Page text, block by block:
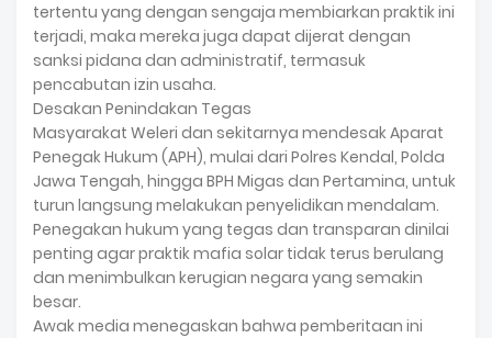
tertentu yang dengan sengaja membiarkan praktik ini
terjadi, maka mereka juga dapat dijerat dengan
sanksi pidana dan administratif, termasuk
pencabutan izin usaha.
Desakan Penindakan Tegas
Masyarakat Weleri dan sekitarnya mendesak Aparat
Penegak Hukum (APH), mulai dari Polres Kendal, Polda
Jawa Tengah, hingga BPH Migas dan Pertamina, untuk
turun langsung melakukan penyelidikan mendalam.
Penegakan hukum yang tegas dan transparan dinilai
penting agar praktik mafia solar tidak terus berulang
dan menimbulkan kerugian negara yang semakin
besar.
Awak media menegaskan bahwa pemberitaan ini